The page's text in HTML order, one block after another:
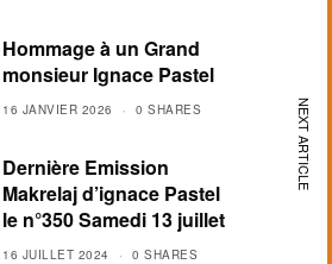
Hommage à un Grand
monsieur Ignace Pastel
16 JANVIER 2026 0 SHARES
Dernière Emission
Makrelaj d’ignace Pastel
le n°350 Samedi 13 juillet
16 JUILLET 2024 0 SHARES
NEXT ARTICLE